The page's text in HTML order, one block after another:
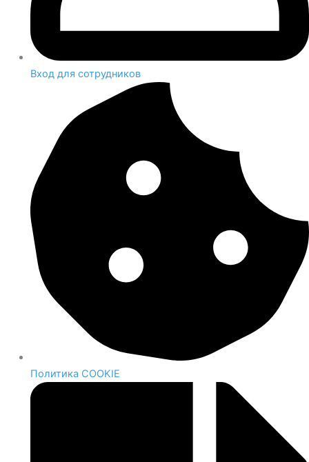
Вход для сотрудников
Политика COOKIE